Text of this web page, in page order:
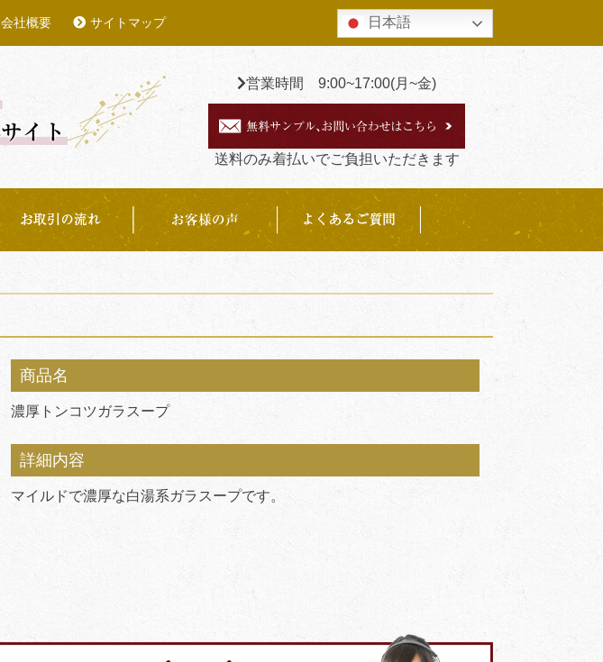
会社概要 サイトマップ 日本語
営業時間 9:00~17:00(月~金)
送料のみ着払いでご負担いただきます
商品名
濃厚トンコツガラスープ
詳細内容
マイルドで濃厚な白湯系ガラスープです。